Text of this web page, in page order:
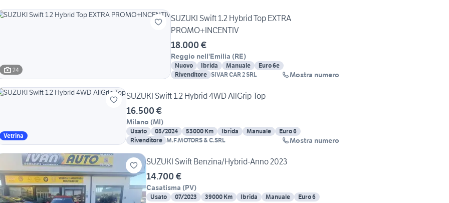
24
SUZUKI Swift 1.2 Hybrid Top EXTRA
PROMO+INCENTIV
18.000 €
Reggio nell'Emilia (RE)
Nuovo Ibrida Manuale
Euro 6e
Rivenditore SIVAR CAR 2 SRL Mostra numero
Vetrina
SUZUKI Swift 1.2 Hybrid 4WD AllGrip Top
16.500 €
Milano (MI)
Usato 05/2024 53000 Km Ibrida Manuale
Euro 6
Rivenditore M.F.MOTORS & C.SRL Mostra numero
SUZUKI Swift Benzina/Hybrid-Anno 2023
14.700 €
Casatisma (PV)
Usato 07/2023 39000 Km Ibrida Manuale Euro 6